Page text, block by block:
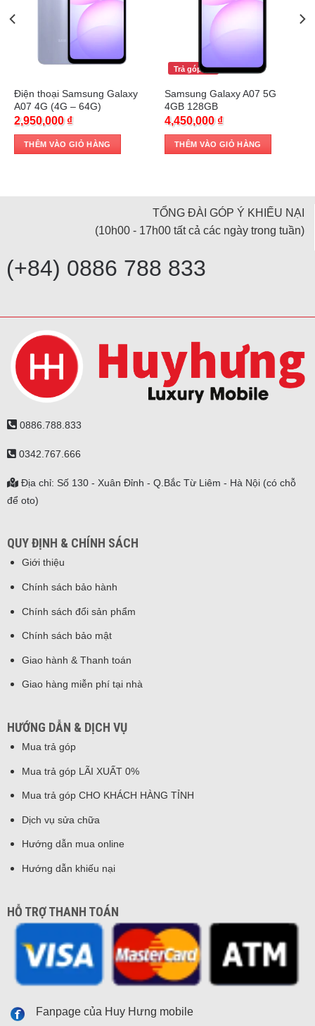
Điện thoại Samsung Galaxy
A07 4G (4G – 64G)
2,950,000 ₫
THÊM VÀO GIỎ HÀNG
Trả góp 0%
Samsung Galaxy A07 5G
4GB 128GB
4,450,000 ₫
THÊM VÀO GIỎ HÀNG
TỔNG ĐÀI GÓP Ý KHIẾU NẠI
(10h00 - 17h00 tất cả các ngày trong tuần)
(+84) 0886 788 833
0886.788.833
0342.767.666
Địa chỉ: Số 130 - Xuân Đỉnh - Q.Bắc Từ Liêm - Hà Nội (có chỗ
để oto)
QUY ĐỊNH & CHÍNH SÁCH
Giới thiệu
Chính sách bảo hành
Chính sách đổi sản phẩm
Chính sách bảo mật
Giao hành & Thanh toán
Giao hàng miễn phí tại nhà
HƯỚNG DẪN & DỊCH VỤ
Mua trả góp
Mua trả góp LÃI XUẤT 0%
Mua trả góp CHO KHÁCH HÀNG TỈNH
Dịch vụ sửa chữa
Hướng dẫn mua online
Hướng dẫn khiếu nại
HỖ TRỢ THANH TOÁN
Fanpage của Huy Hưng mobile